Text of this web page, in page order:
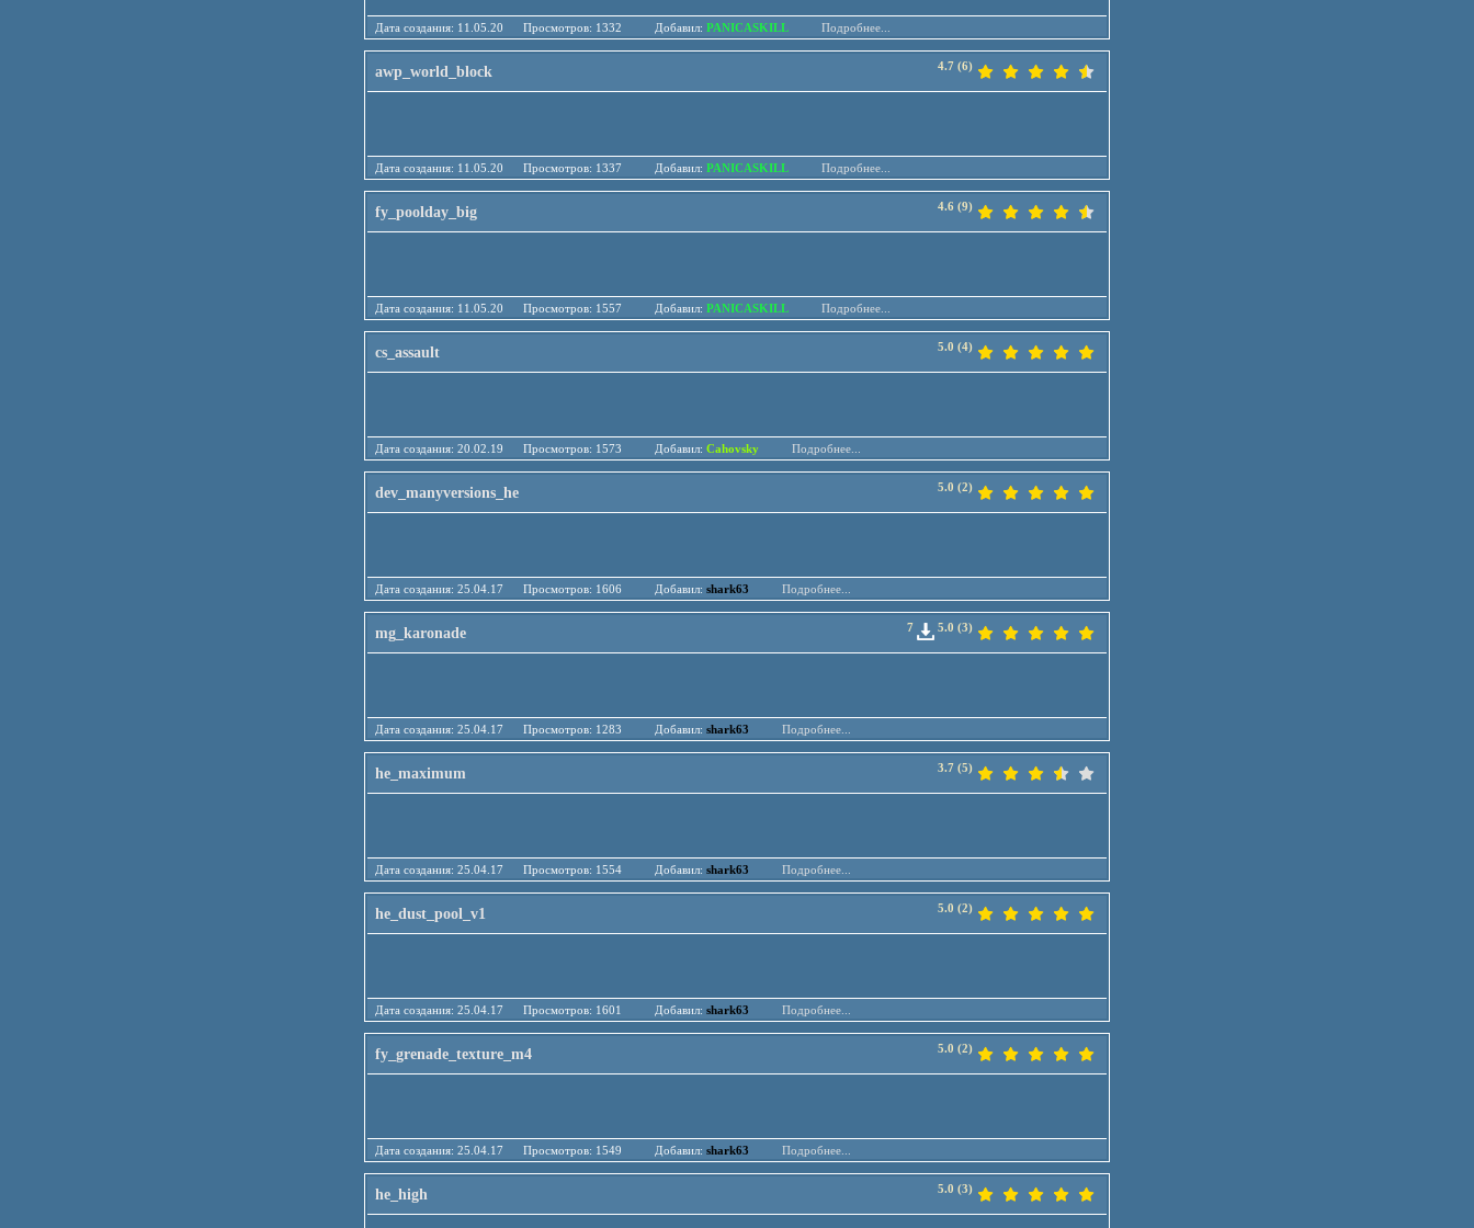
Дата создания: 11.05.20 Просмотров: 1332 Добавил: PANICASKILL Подробнее...
awp_world_block 4.7 (6)
Дата создания: 11.05.20 Просмотров: 1337 Добавил: PANICASKILL Подробнее...
fy_poolday_big 4.6 (9)
Дата создания: 11.05.20 Просмотров: 1557 Добавил: PANICASKILL Подробнее...
cs_assault 5.0 (4)
Дата создания: 20.02.19 Просмотров: 1573 Добавил: Cahovsky Подробнее...
dev_manyversions_he 5.0 (2)
Дата создания: 25.04.17 Просмотров: 1606 Добавил: shark63 Подробнее...
mg_karonade 7 5.0 (3)
Дата создания: 25.04.17 Просмотров: 1283 Добавил: shark63 Подробнее...
he_maximum 3.7 (5)
Дата создания: 25.04.17 Просмотров: 1554 Добавил: shark63 Подробнее...
he_dust_pool_v1 5.0 (2)
Дата создания: 25.04.17 Просмотров: 1601 Добавил: shark63 Подробнее...
fy_grenade_texture_m4 5.0 (2)
Дата создания: 25.04.17 Просмотров: 1549 Добавил: shark63 Подробнее...
he_high 5.0 (3)